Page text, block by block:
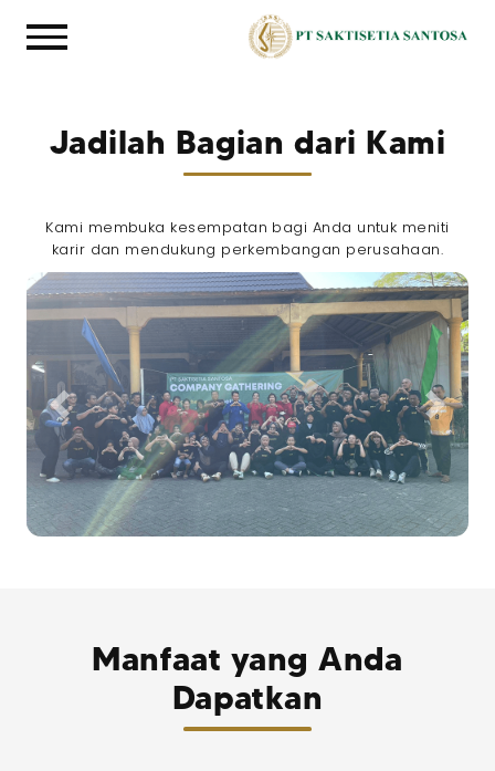
Jadilah Bagian dari Kami
Kami membuka kesempatan bagi Anda untuk meniti
karir dan mendukung perkembangan perusahaan.
Previous Next
Manfaat yang Anda
Dapatkan